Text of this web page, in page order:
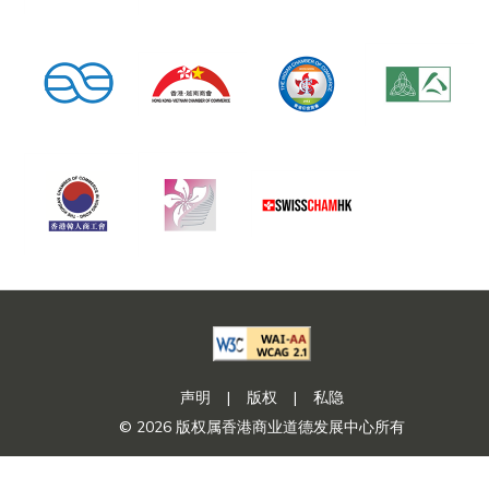
声明 | 版权 |
私隐
© 2026 版权属香港商业道德发展中心所有